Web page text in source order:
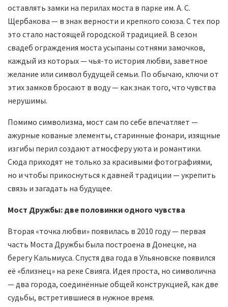
оставлять замки на перилах моста в парке им. А. С.
Щербакова — в знак верности и крепкого союза. С тех пор
это стало настоящей городской традицией. В сезон
свадеб ограждения моста усыпаны сотнями замочков,
каждый из которых — чья-то история любви, заветное
желание или символ будущей семьи. По обычаю, ключи от
этих замков бросают в воду — как знак того, что чувства
нерушимы.
Помимо символизма, мост сам по себе впечатляет —
ажурные кованые элементы, старинные фонари, изящные
изгибы перил создают атмосферу уюта и романтики.
Сюда приходят не только за красивыми фотографиями,
но и чтобы прикоснуться к давней традиции — укрепить
связь и загадать на будущее.
Мост Дружбы: две половинки одного чувства
Вторая «точка любви» появилась в 2010 году — первая
часть Моста Дружбы была построена в Донецке, на
берегу Кальмиуса. Спустя два года в Ульяновске появился
её «близнец» на реке Свияга. Идея проста, но символична
— два города, соединённые общей конструкцией, как две
судьбы, встретившиеся в нужное время.